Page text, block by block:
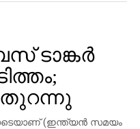
മരിച്ചവരില്‍
മല്ലേപ്പള്ളി-
ബാബു
പട്ടിക
ടാങ്കര്‍
തുറന്നു
(ഇന്ത്യന്‍ സമയം